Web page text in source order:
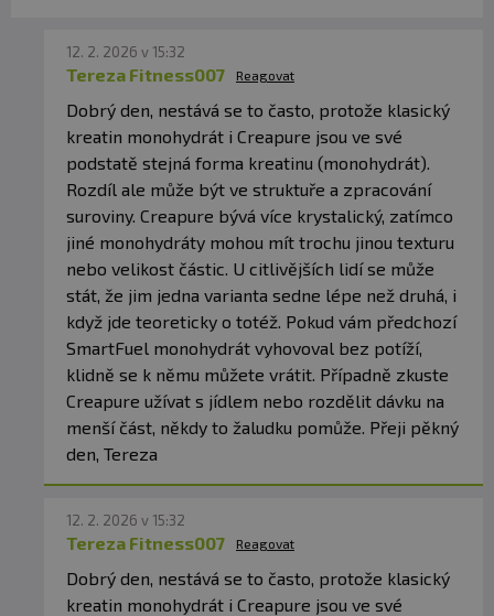
12. 2. 2026 v 15:32
Tereza Fitness007 Reagovat
Dobrý den, nestává se to často, protože klasický
kreatin monohydrát i Creapure jsou ve své
podstatě stejná forma kreatinu (monohydrát).
Rozdíl ale může být ve struktuře a zpracování
suroviny. Creapure bývá více krystalický, zatímco
jiné monohydráty mohou mít trochu jinou texturu
nebo velikost částic. U citlivějších lidí se může
stát, že jim jedna varianta sedne lépe než druhá, i
když jde teoreticky o totéž. Pokud vám předchozí
SmartFuel monohydrát vyhovoval bez potíží,
klidně se k němu můžete vrátit. Případně zkuste
Creapure užívat s jídlem nebo rozdělit dávku na
menší část, někdy to žaludku pomůže. Přeji pěkný
den, Tereza
12. 2. 2026 v 15:32
Tereza Fitness007 Reagovat
Dobrý den, nestává se to často, protože klasický
kreatin monohydrát i Creapure jsou ve své